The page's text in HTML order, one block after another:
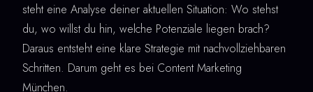
steht eine Analyse deiner aktuellen Situation: Wo stehst
du, wo willst du hin, welche Potenziale liegen brach?
Daraus entsteht eine klare Strategie mit nachvollziehbaren
Schritten. Darum geht es bei Content Marketing
München.